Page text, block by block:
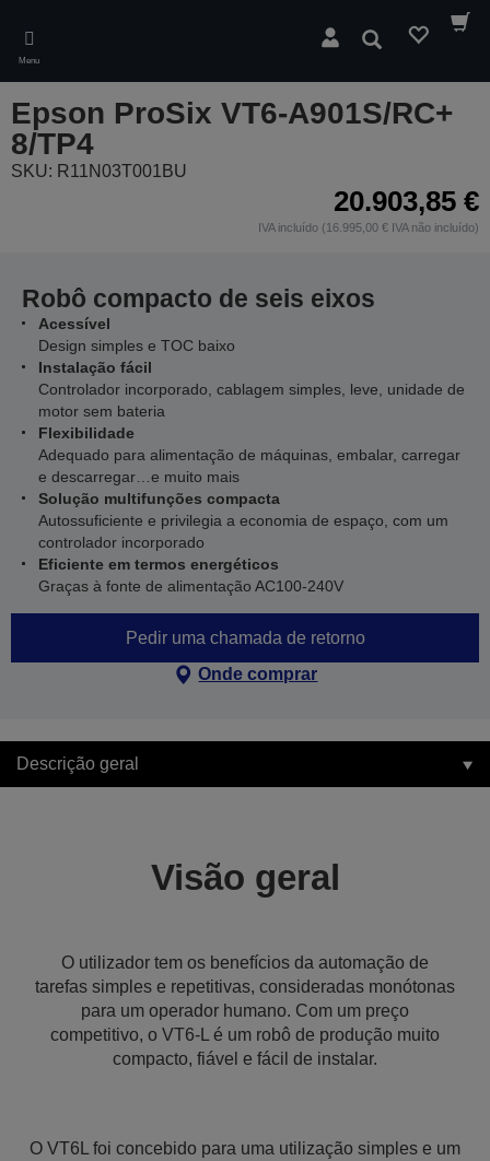
main
content
Menu
Pesquisar
Epson ProSix VT6-A901S/RC+
8/TP4
SKU: R11N03T001BU
20.903,85 €
IVA incluído (16.995,00 € IVA não incluído)
Robô compacto de seis eixos
Acessível
Design simples e TOC baixo
Instalação fácil
Controlador incorporado, cablagem simples, leve, unidade de
motor sem bateria
Flexibilidade
Adequado para alimentação de máquinas, embalar, carregar
e descarregar…e muito mais
Solução multifunções compacta
Autossuficiente e privilegia a economia de espaço, com um
controlador incorporado
Eficiente em termos energéticos
Graças à fonte de alimentação AC100-240V
Pedir uma chamada de retorno
Onde comprar
Descrição geral
Visão geral
O utilizador tem os benefícios da automação de
tarefas simples e repetitivas, consideradas monótonas
para um operador humano. Com um preço
competitivo, o VT6-L é um robô de produção muito
compacto, fiável e fácil de instalar.
O VT6L foi concebido para uma utilização simples e um